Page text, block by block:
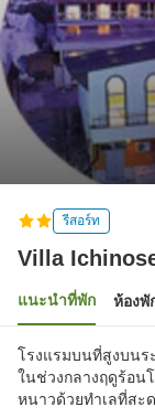
รีสอร์ท
Villa
แนะนำที่พัก ห้องพั
โรงแรมบนที่สูงบนร
ในช่วงกลางฤดูร้อน
หนาวด้วยทำเลที่สะ